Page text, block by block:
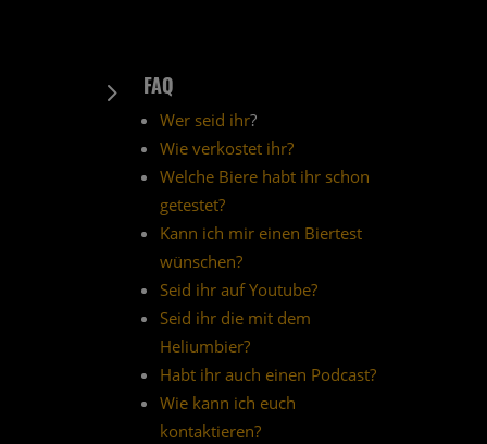
5 FAQ
Wer seid ihr?
Wie verkostet ihr?
Welche Biere habt ihr schon
getestet?
Kann ich mir einen Biertest
wünschen?
Seid ihr auf Youtube?
Seid ihr die mit dem
Heliumbier?
Habt ihr auch einen Podcast?
Wie kann ich euch
kontaktieren?